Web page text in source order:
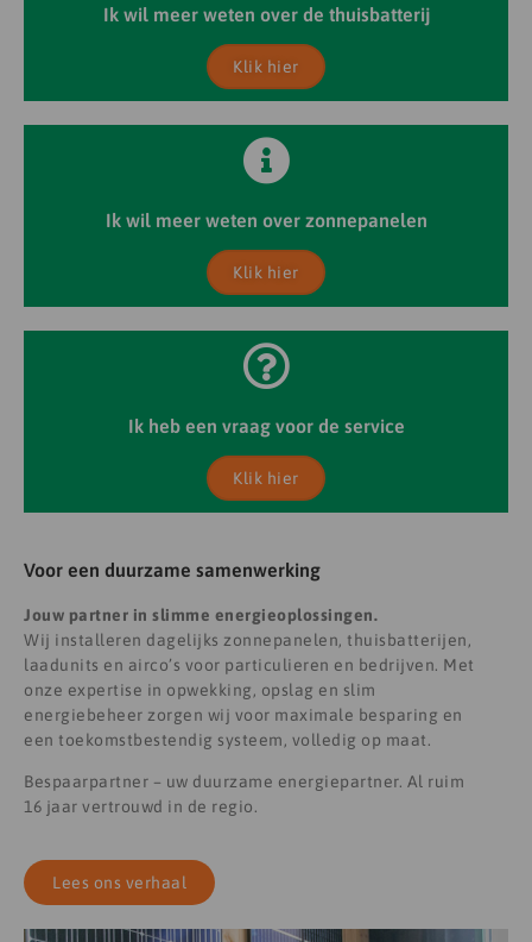
Ik wil meer weten over de thuisbatterij
Klik hier
Ik wil meer weten over zonnepanelen
Klik hier
Ik heb een vraag voor de service
Klik hier
Voor een duurzame samenwerking
Jouw partner in slimme energieoplossingen.
Wij installeren dagelijks zonnepanelen, thuisbatterijen,
laadunits en airco’s voor particulieren en bedrijven. Met
onze expertise in opwekking, opslag en slim
energiebeheer zorgen wij voor maximale besparing en
een toekomstbestendig systeem, volledig op maat.
Bespaarpartner – uw duurzame energiepartner. Al ruim
16 jaar vertrouwd in de regio.
Lees ons verhaal